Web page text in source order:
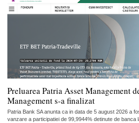
Preluarea Patria Asset Management
Management s-a finalizat
Patria Bank SA anunta ca in data de 5 august 2026 a
vanzare a participatiei de 99,9944% detinute de banca